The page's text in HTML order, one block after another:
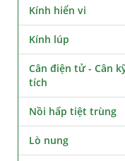
Kính hiển vi
Kính lúp
Cân điện tử - Cân
tích
Nồi hấp tiệt trùng
Lò nung